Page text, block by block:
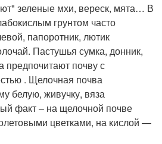
зеленые мхи, вереск, мята… В
грунтом часто
папоротник, лютик
Пастушья сумка, донник,
предпочитают почву с
. Щелочная почва
белую, живучку, вяза
факт – на щелочной почве
цветками, на кислой —